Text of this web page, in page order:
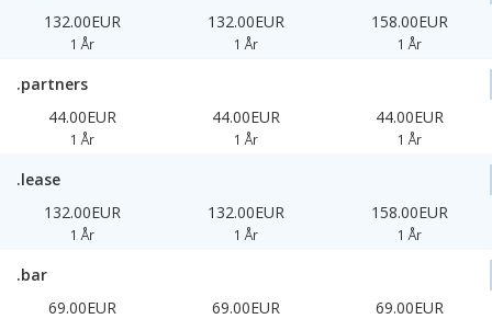
132.00EUR
1 År
132.00EUR
1 År
158.00EUR
1 År
.partners
44.00EUR
1 År
44.00EUR
1 År
44.00EUR
1 År
.lease
132.00EUR
1 År
132.00EUR
1 År
158.00EUR
1 År
.bar
69.00EUR
69.00EUR 69.00EUR